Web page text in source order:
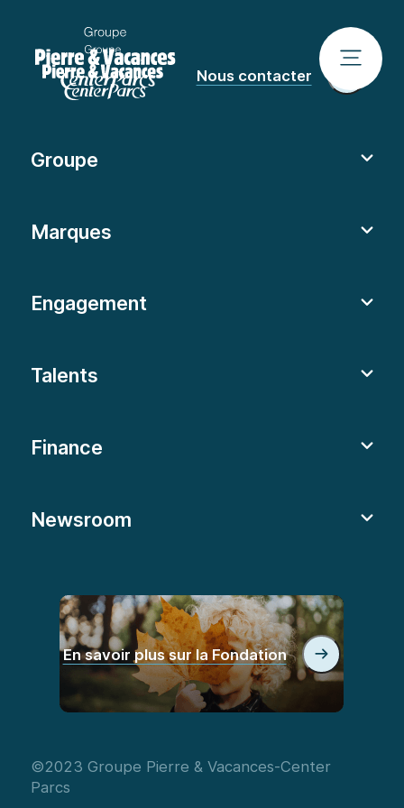
Nous contacter
Groupe
Marques
Engagement
Talents
Finance
Newsroom
En savoir plus sur la Fondation
©2023 Groupe Pierre & Vacances-Center
Parcs